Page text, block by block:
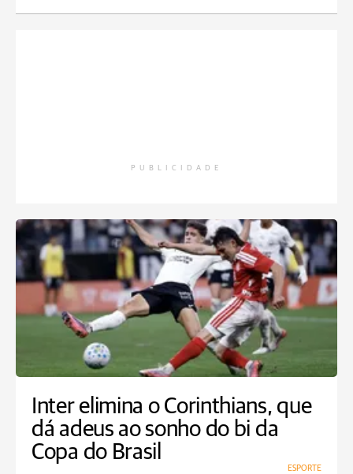
PUBLICIDADE
Inter elimina o Corinthians, que
dá adeus ao sonho do bi da
Copa do Brasil
ESPORTE